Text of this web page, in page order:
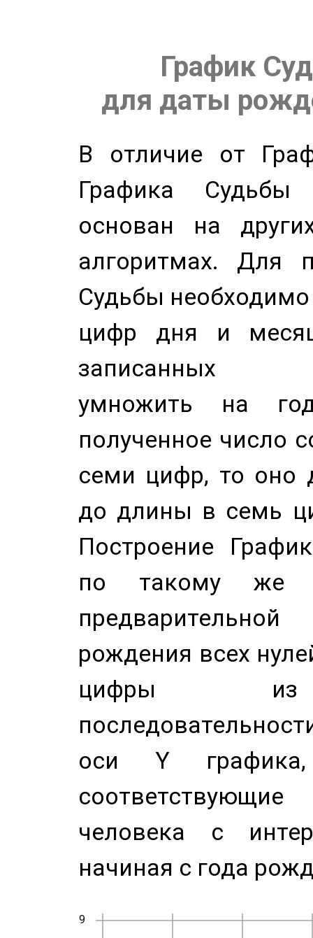
График
для даты
В отличие от
Графика
основан на
алгоритмах. Для
Судьбы
цифр дня и
записанных
умножить на
полученное число
семи цифр, то оно
до длины в семь
Построение
по такому же
рождения всех
цифры из
оси Y
человека с
начиная с года